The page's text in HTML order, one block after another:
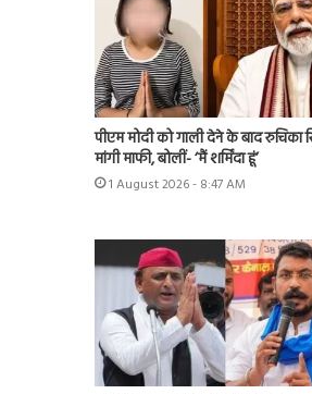
पीएम मोदी को गाली देने के बाद रुचिका
मांगी माफी, बोलीं- ‘मैं शर्मिंदा हूं’
1 August 2026 - 8:47 AM